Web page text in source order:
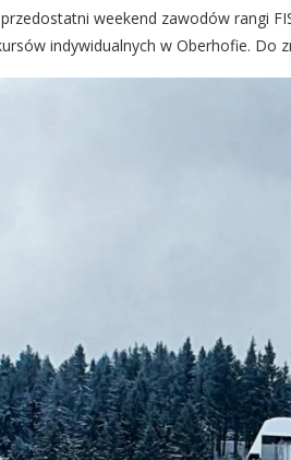
weekend zawodów rangi
indywidualnych w Oberhofie. Do